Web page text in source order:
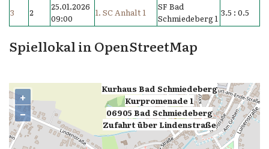
3 2
25.01.2026
09:00
1. SC Anhalt 1
SF Bad
Schmiedeberg 1
3.5 : 0.5
Spiellokal in OpenStreetMap
+
−
Kurhaus Bad Schmiedeberg
Kurpromenade 1
06905 Bad Schmiedeberg
Zufahrt über Lindenstraße
,